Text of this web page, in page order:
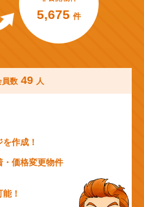
5,675 件
員数 49 人
作成！
・価格変更物件
！